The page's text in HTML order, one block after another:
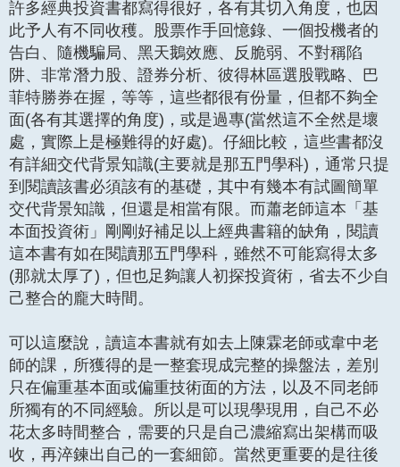
許多經典投資書都寫得很好，各有其切入角度，也因
此予人有不同收穫。股票作手回憶錄、一個投機者的
告白、隨機騙局、黑天鵝效應、反脆弱、不對稱陷
阱、非常潛力股、證券分析、彼得林區選股戰略、巴
菲特勝券在握，等等，這些都很有份量，但都不夠全
面(各有其選擇的角度)，或是過專(當然這不全然是壞
處，實際上是極難得的好處)。仔細比較，這些書都沒
有詳細交代背景知識(主要就是那五門學科)，通常只提
到閱讀該書必須該有的基礎，其中有幾本有試圖簡單
交代背景知識，但還是相當有限。而蕭老師這本「基
本面投資術」剛剛好補足以上經典書籍的缺角，閱讀
這本書有如在閱讀那五門學科，雖然不可能寫得太多
(那就太厚了)，但也足夠讓人初探投資術，省去不少自
己整合的龐大時間。
可以這麼說，讀這本書就有如去上陳霖老師或韋中老
師的課，所獲得的是一整套現成完整的操盤法，差別
只在偏重基本面或偏重技術面的方法，以及不同老師
所獨有的不同經驗。所以是可以現學現用，自己不必
花太多時間整合，需要的只是自己濃縮寫出架構而吸
收，再淬鍊出自己的一套細節。當然更重要的是往後